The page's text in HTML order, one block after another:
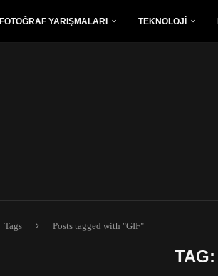
FOTOĞRAF YARIŞMALARI TEKNOLOJİ
Tags Posts tagged with "GIF"
TAG: